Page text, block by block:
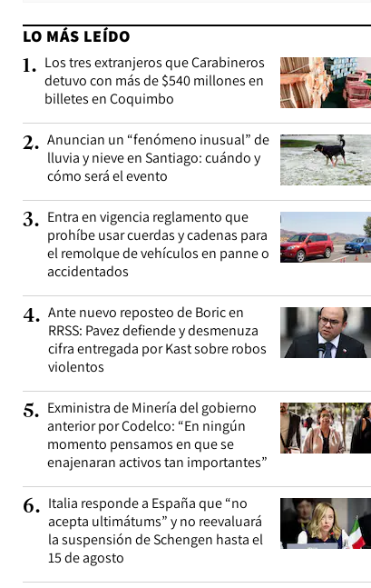
LO MÁS LEÍDO
1. Los tres extranjeros que Carabineros
detuvo con más de $540 millones en
billetes en Coquimbo
2. Anuncian un “fenómeno inusual” de
lluvia y nieve en Santiago: cuándo y
cómo será el evento
3. Entra en vigencia reglamento que
prohíbe usar cuerdas y cadenas para
el remolque de vehículos en panne o
accidentados
4. Ante nuevo reposteo de Boric en
RRSS: Pavez defiende y desmenuza
cifra entregada por Kast sobre robos
violentos
5. Exministra de Minería del gobierno
anterior por Codelco: “En ningún
momento pensamos en que se
enajenaran activos tan importantes”
6. Italia responde a España que “no
acepta ultimátums” y no reevaluará
la suspensión de Schengen hasta el
15 de agosto